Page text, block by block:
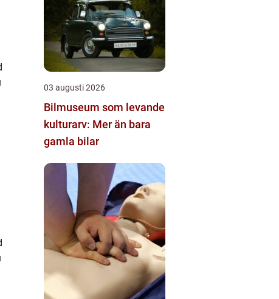
03 augusti 2026
Bilmuseum som levande
kulturarv: Mer än bara
gamla bilar